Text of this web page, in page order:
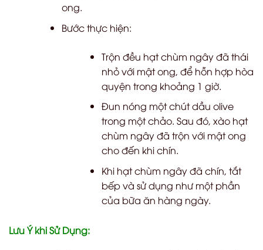
ong.
Bước thực hiện:
Trộn đều hạt chùm ngây đã thái
nhỏ với mật ong, để hỗn hợp hòa
quyện trong khoảng 1 giờ.
Đun nóng một chút dầu olive
trong một chảo. Sau đó, xào hạt
chùm ngây đã trộn với mật ong
cho đến khi chín.
Khi hạt chùm ngây đã chín, tắt
bếp và sử dụng như một phần
của bữa ăn hàng ngày.
Lưu Ý khi Sử Dụng: